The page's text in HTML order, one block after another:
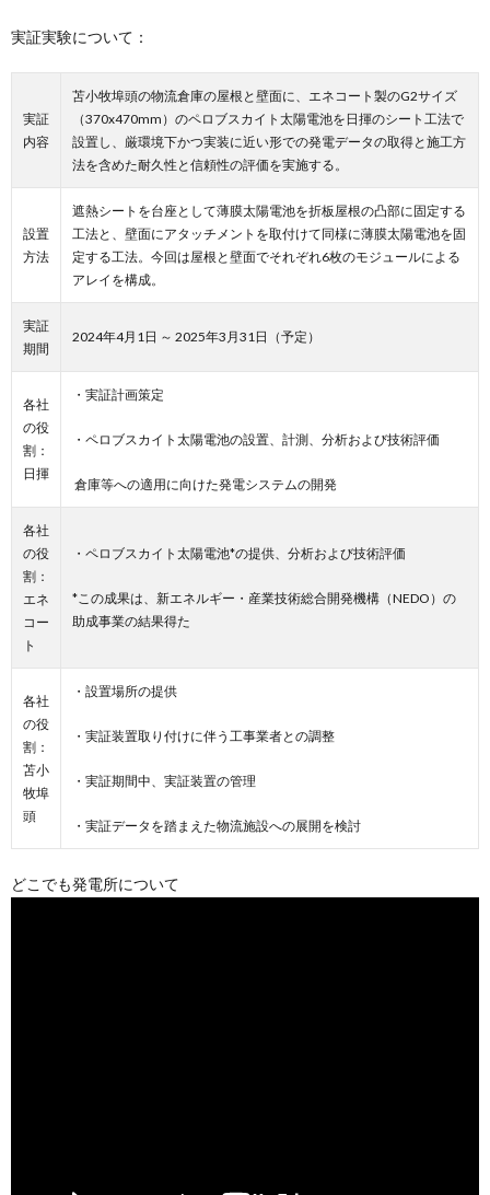
実証実験について：
実証
内容
苫小牧埠頭の物流倉庫の屋根と壁面に、エネコート製のG2サイズ
（370x470mm）のペロブスカイト太陽電池を日揮のシート工法で
設置し、厳環境下かつ実装に近い形での発電データの取得と施工方
法を含めた耐久性と信頼性の評価を実施する。
設置
方法
遮熱シートを台座として薄膜太陽電池を折板屋根の凸部に固定する
工法と、壁面にアタッチメントを取付けて同様に薄膜太陽電池を固
定する工法。今回は屋根と壁面でそれぞれ6枚のモジュールによる
アレイを構成。
実証
期間
2024年4月1日 ～ 2025年3月31日（予定）
各社
の役
割：
日揮
・実証計画策定
・ペロブスカイト太陽電池の設置、計測、分析および技術評価
倉庫等への適用に向けた発電システムの開発
各社
の役
割：
エネ
コー
ト
・ペロブスカイト太陽電池*の提供、分析および技術評価
*この成果は、新エネルギー・産業技術総合開発機構（NEDO）の
助成事業の結果得た
各社
の役
割：
苫小
牧埠
頭
・設置場所の提供
・実証装置取り付けに伴う工事業者との調整
・実証期間中、実証装置の管理
・実証データを踏まえた物流施設への展開を検討
どこでも発電所について